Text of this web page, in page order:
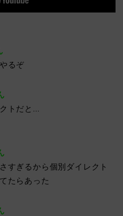
るぞ
トだと…
すぎるから個別ダイレクト
たらあった